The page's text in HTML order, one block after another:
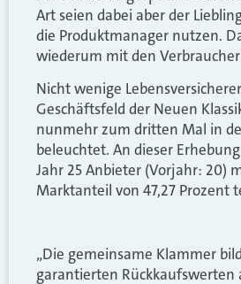
Art seien dabei aber der
die Produktmanager nutzen.
wiederum mit den
Nicht wenige
Geschäftsfeld der Neuen
nunmehr zum dritten Mal in
beleuchtet. An dieser
Jahr 25 Anbieter (Vorjahr: 20)
Marktanteil von 47,27 Prozent
„Die gemeinsame Klammer
garantierten Rückkaufswerten